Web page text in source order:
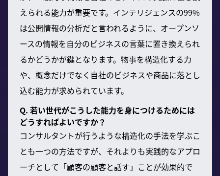
えられる能力が重要です。インテリジェンスの99%
は公開情報の分析だと言われるように、オープンソ
ースの情報を自分のビジネスの言葉に置き換えられ
るかどうかが鍵となります。物事を構造化する力
や、概念だけでなく自社のビジネスや商品に落とし
込む能力が求められています。
Q. 若い世代がこうした能力を身につけるためには
どうすればよいですか？
コンサルタントが行うような構造化の手法を学ぶこ
とも一つの方法ですが、それよりも実践的なアプロ
ーチとして「顧客の顧客と話す」ことが効果的で